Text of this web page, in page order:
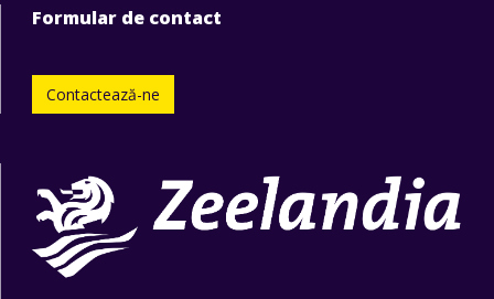
Formular de contact
Contactează-ne